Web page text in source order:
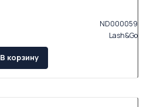
ND000059
Lash&Go
В корзину